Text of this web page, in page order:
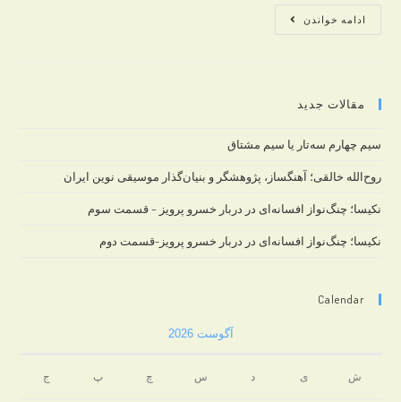
ادامه خواندن
موسیقی
کودک
چیست؟
مقالات جدید
سیم چهارم سه‌تار یا سیم مشتاق
روح‌الله خالقی؛ آهنگساز، پژوهشگر و بنیان‌گذار موسیقی نوین ایران
نکیسا؛ چنگ‌نواز افسانه‌ای در دربار خسرو پرویز – قسمت سوم
نکیسا؛ چنگ‌نواز افسانه‌ای در دربار خسرو پرویز-قسمت دوم
Calendar
آگوست 2026
ش ی د س چ پ ج